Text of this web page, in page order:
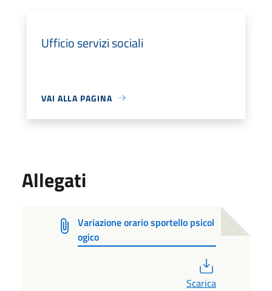
Ufficio servizi sociali
VAI ALLA PAGINA
Allegati
Variazione orario sportello psicol
ogico
Scarica